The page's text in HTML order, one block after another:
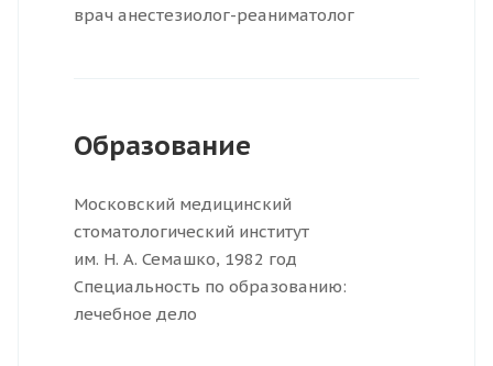
врач анестезиолог-реаниматолог
Образование
Московский медицинский
стоматологический институт
им. Н. А. Семашко, 1982 год
Специальность по образованию:
лечебное дело